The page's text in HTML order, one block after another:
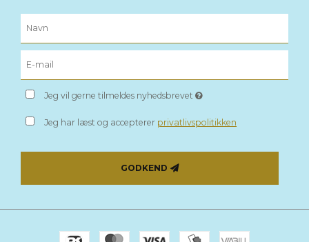
Jeg vil gerne tilmeldes nyhedsbrevet
Jeg har læst og accepterer privatlivspolitikken
GODKEND